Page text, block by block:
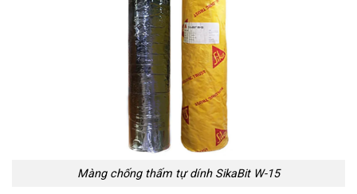
Màng chống thấm tự dính SikaBit W-15